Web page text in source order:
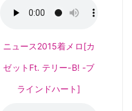
ニュース2015着メロ[カ
ゼットFt. テリー-B! -ブ
ラインドハート]